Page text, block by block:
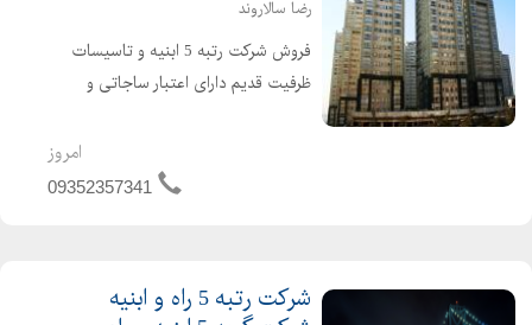
رضا سالاروند
فروش شرکت رتبه 5 ابنیه و تاسیسات
ظرفیت قدیم دارای اعتبار ساجاتی و
واقعی نقل و انتقال سریع خوش قیمتامروز
09352357341
شرکت رتبه 5 راه و ابنیه